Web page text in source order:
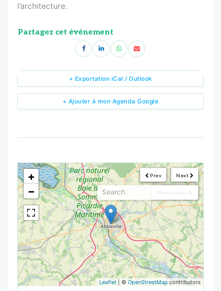
l’architecture.
Partagez cet événement
+ Ajouter à mon Agenda Google
+ Exportation iCal / Outlook
Next
Prev
My Position
<!---->
+
−
Leaflet | © OpenStreetMap contributors